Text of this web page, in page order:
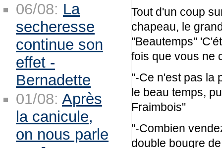
Tout d'un coup
chapeau, le
"Beautemps"
fois que vous ne
"-Ce n'est pas la
le beau temps,
Fraimbois"
"-Combien
double bougre
06/08: La
secheresse
continue son
effet -
Bernadette
01/08: Après
la canicule,
on nous parle